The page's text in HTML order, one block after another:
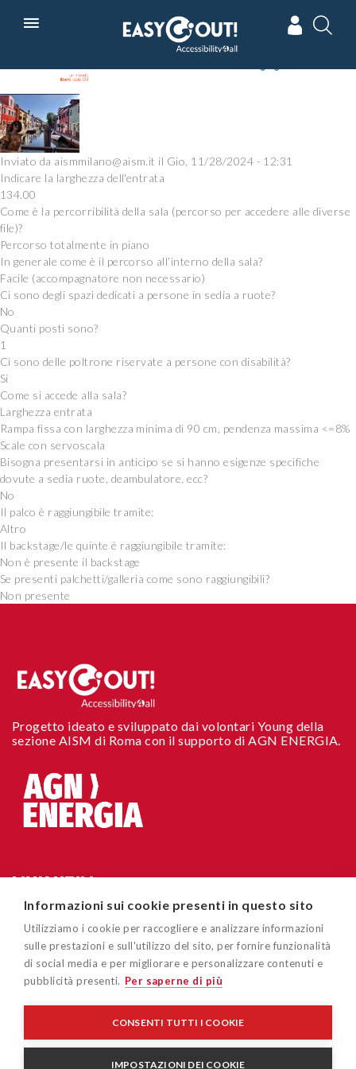
In collaborazione con Powered by
Inviato da aismmilano@aism.it il Gio, 11/28/2024 - 12:31
Indicare la larghezza dell'entrata
134.00
Come è la percorribilità della sala (percorso per accedere alle diverse
file)?
Percorso totalmente in piano
In generale come è il percorso all’interno della sala?
Facile (accompagnatore non necessario)
Ci sono degli spazi dedicati a persone in sedia a ruote?
No
Quanti posti sono?
1
Ci sono delle poltrone riservate a persone con disabilità?
Si
Come si accede alla sala?
Larghezza entrata
Rampa fissa con larghezza minima di 90 cm, pendenza massima <=8%
Scale con servoscala
Bisogna presentarsi in anticipo se si hanno esigenze specifiche
dovute a sedia ruote, deambulatore, ecc?
No
Il palco è raggiungibile tramite:
Altro
Il backstage/le quinte è raggiungibile tramite:
Non è presente il backstage
Se presenti palchetti/galleria come sono raggiungibili?
Non presente
Progetto ideato e sviluppato dai volontari Young della
sezione AISM di Roma con il supporto di AGN ENERGIA.
LINK UTILI
Chi siamo
Accessibilità sito
Cookie policy
Privacy policy
Disclaimer
CONTATTI
Via Cavour 181/A 00184 Roma
easygoout@aism.it
Associazione Italiana Sclerosi Multipla – AISM – Associazione
96015150582
Informazioni sui cookie presenti in questo sito
Utilizziamo i cookie per raccogliere e analizzare informazioni
sulle prestazioni e sull'utilizzo del sito, per fornire funzionalità
di social media e per migliorare e personalizzare contenuti e
pubblicità presenti. Per saperne di più
CONSENTI TUTTI I COOKIE
IMPOSTAZIONI DEI COOKIE